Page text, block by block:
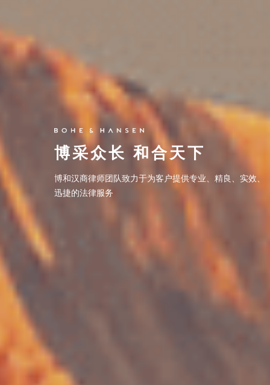
博采众长 和合天下
博和汉商律师团队致力于为客户提供专业、精良、实效、
迅捷的法律服务
博采众长 和合天下
博和汉商律师团队致力于为客户提供专业、精良、实效、
迅捷的法律服务